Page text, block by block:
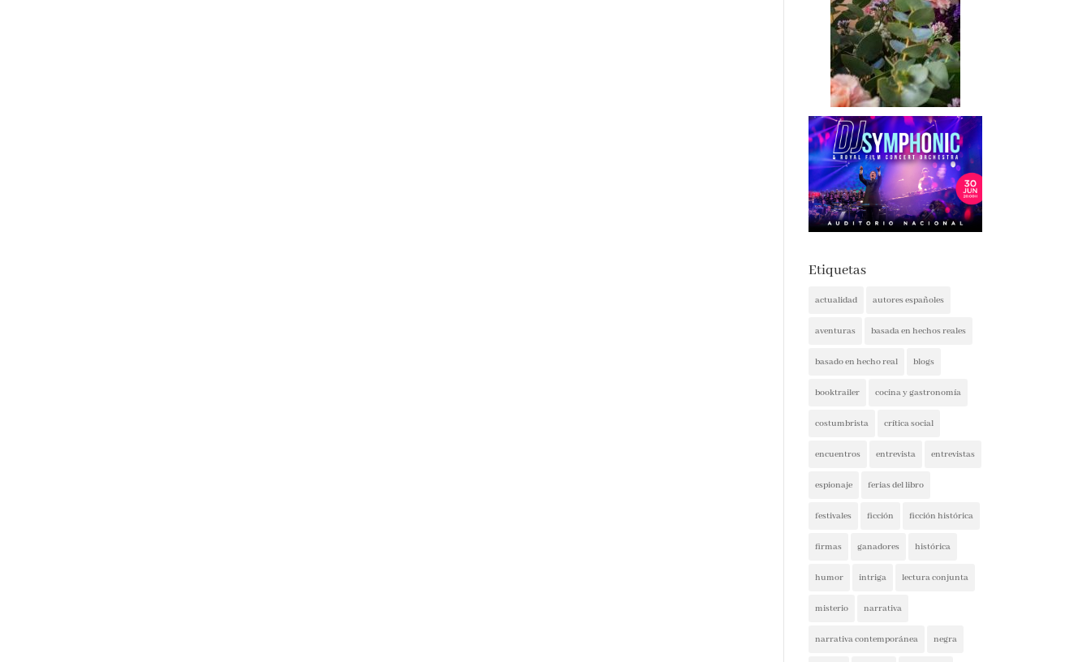
Etiquetas
actualidad autores españoles
aventuras basada en hechos reales
basado en hecho real blogs
booktrailer cocina y gastronomía
costumbrista crítica social
encuentros entrevista entrevistas
espionaje ferias del libro
festivales ficción ficción histórica
firmas ganadores histórica
humor intriga lectura conjunta
misterio narrativa
narrativa contemporánea negra